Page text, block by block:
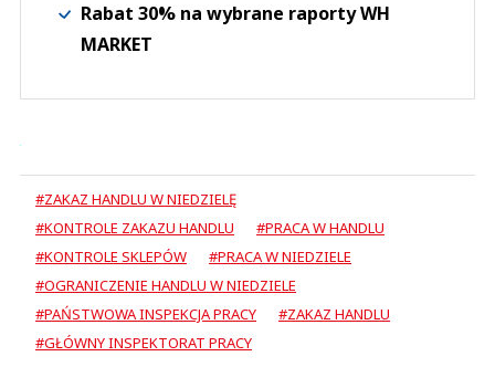
Rabat 30% na wybrane raporty WH
MARKET
#ZAKAZ HANDLU W NIEDZIELĘ
#KONTROLE ZAKAZU HANDLU
#PRACA W HANDLU
#KONTROLE SKLEPÓW
#PRACA W NIEDZIELE
#OGRANICZENIE HANDLU W NIEDZIELE
#PAŃSTWOWA INSPEKCJA PRACY
#ZAKAZ HANDLU
#GŁÓWNY INSPEKTORAT PRACY